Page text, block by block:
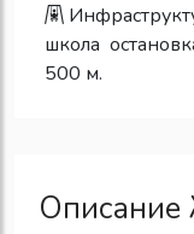
школа
500 м.
Описание